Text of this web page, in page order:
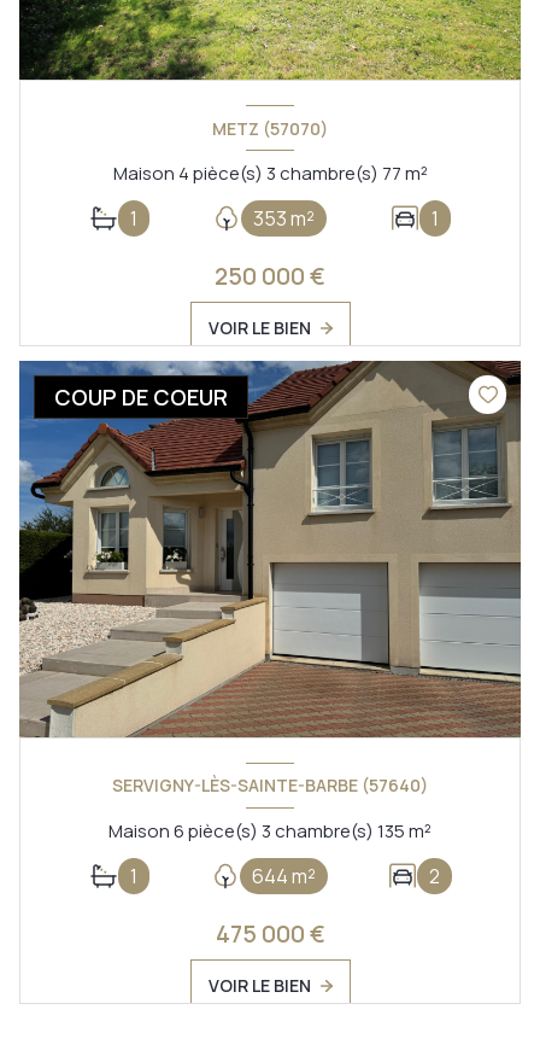
METZ (57070)
Maison 4 pièce(s) 3 chambre(s) 77 m²
1 353 m² 1
250 000 €
VOIR LE BIEN
COUP DE COEUR
SERVIGNY-LÈS-SAINTE-BARBE (57640)
Maison 6 pièce(s) 3 chambre(s) 135 m²
1 644 m² 2
475 000 €
VOIR LE BIEN